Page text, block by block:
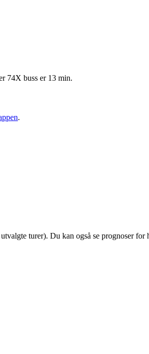
74X buss er 13 min.
.
turer). Du kan også se prognoser